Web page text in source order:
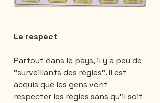
Le respect
Partout dans le pays, il y a peu de
"surveillants des règles". Il est
acquis que les gens vont
respecter les règles sans qu'il soit